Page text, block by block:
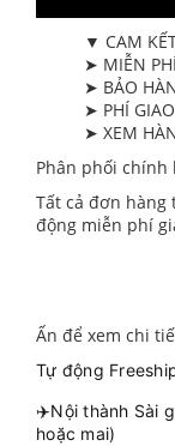
▼ CAM
➤ MIỄN
➤ BẢO
➤ PHÍ
➤ XEM
Phân phối chính
Tất cả đơn hàng
động miễn phí
Ấn để xem chi
Tự động
✈️Nội thành Sài
hoặc mai)